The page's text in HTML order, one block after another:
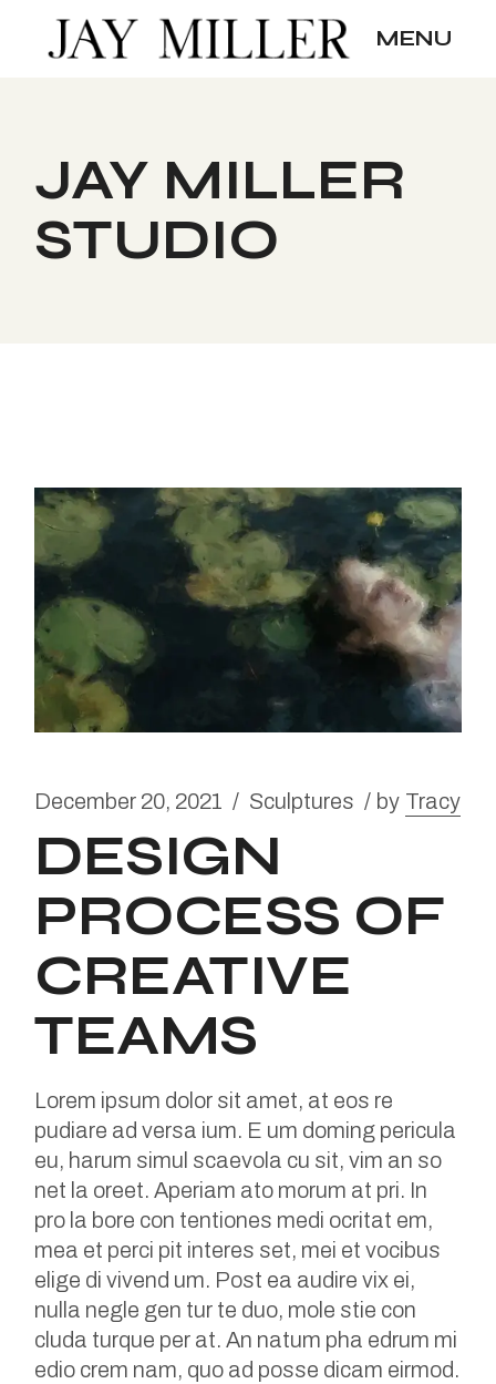
MENU
JAY MILLER
STUDIO
December 20, 2021 Sculptures by Tracy
DESIGN
PROCESS OF
CREATIVE
TEAMS
Lorem ipsum dolor sit amet, at eos re
pudiare ad versa ium. E um doming pericula
eu, harum simul scaevola cu sit, vim an so
net la oreet. Aperiam ato morum at pri. In
pro la bore con tentiones medi ocritat em,
mea et perci pit interes set, mei et vocibus
elige di vivend um. Post ea audire vix ei,
nulla negle gen tur te duo, mole stie con
cluda turque per at. An natum pha edrum mi
edio crem nam, quo ad posse dicam eirmod.